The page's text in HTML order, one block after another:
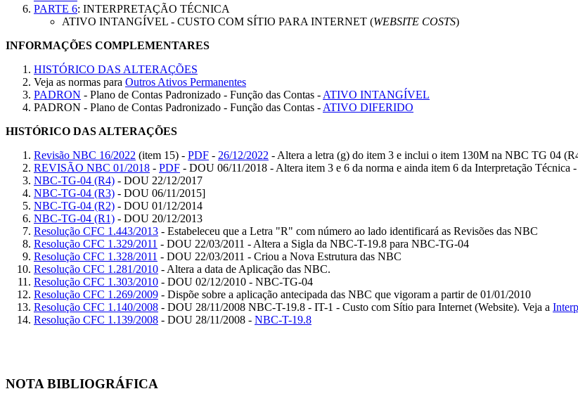
PARTE 6: INTERPRETAÇÃO TÉCNICA
ATIVO INTANGÍVEL - CUSTO COM SÍTIO PARA INTERNET (WEBSITE COSTS)
INFORMAÇÕES COMPLEMENTARES
HISTÓRICO DAS ALTERAÇÕES
Veja as normas para Outros Ativos Permanentes
PADRON - Plano de Contas Padronizado - Função das Contas - ATIVO INTANGÍVEL
PADRON - Plano de Contas Padronizado - Função das Contas - ATIVO DIFERIDO
HISTÓRICO DAS ALTERAÇÕES
Revisão NBC 16/2022 (item 15) - PDF - 26/12/2022 - Altera a letra (g) do item 3 e inclui o item 130M na NBC TG 04
REVISÃO NBC 01/2018 - PDF - DOU 06/11/2018 - Altera item 3 e 6 da norma e ainda item 6 da Interpretação
NBC-TG-04 (R4) - DOU 22/12/2017
NBC-TG-04 (R3) - DOU 06/11/2015]
NBC-TG-04 (R2) - DOU 01/12/2014
NBC-TG-04 (R1) - DOU 20/12/2013
Resolução CFC 1.443/2013 - Estabeleceu que a Letra "R" com número ao lado identificará as Revisões das NBC
Resolução CFC 1.329/2011 - DOU 22/03/2011 - Altera a Sigla da NBC-T-19.8 para NBC-TG-04
Resolução CFC 1.328/2011 - DOU 22/03/2011 - Criou a Nova Estrutura das NBC
Resolução CFC 1.281/2010 - Altera a data de Aplicação das NBC.
Resolução CFC 1.303/2010 - DOU 02/12/2010 - NBC-TG-04
Resolução CFC 1.269/2009 - Dispõe sobre a aplicação antecipada das NBC que vigoram a partir de 01/01/2010
Resolução CFC 1.140/2008 - DOU 28/11/2008 NBC-T-19.8 - IT-1 - Custo com Sítio para Internet (Website). Veja a
Resolução CFC 1.139/2008 - DOU 28/11/2008 - NBC-T-19.8
NOTA BIBLIOGRÁFICA